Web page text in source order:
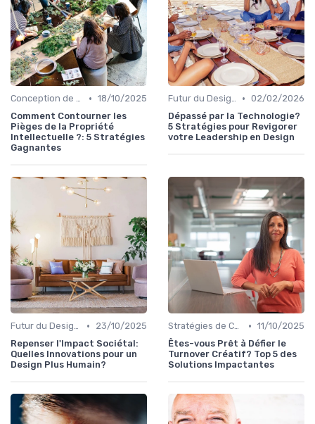
Conception de Logos et Branding • 18/10/2025
Comment Contourner les
Pièges de la Propriété
Intellectuelle ?: 5 Stratégies
Gagnantes
Futur du Design Digital • 02/02/2026
Dépassé par la Technologie?
5 Stratégies pour Revigorer
votre Leadership en Design
Futur du Design Digital •
23/10/2025
Repenser l'Impact Sociétal:
Quelles Innovations pour un
Design Plus Humain?
Stratégies de Contenu Visuel • 11/10/2025
Êtes-vous Prêt à Défier le
Turnover Créatif? Top 5 des
Solutions Impactantes